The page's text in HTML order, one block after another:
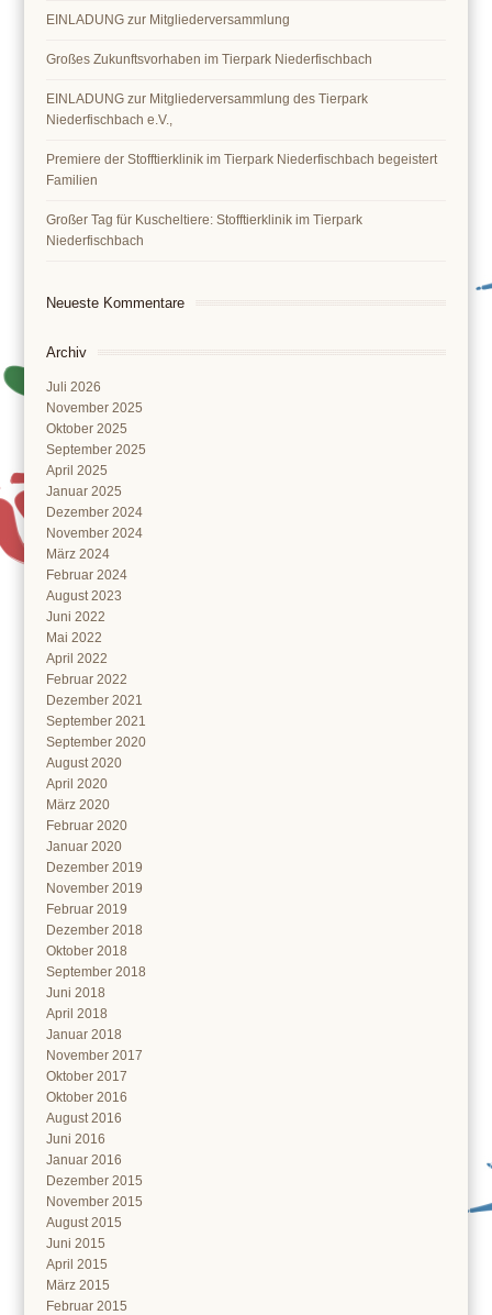
EINLADUNG zur Mitgliederversammlung
Großes Zukunftsvorhaben im Tierpark Niederfischbach
EINLADUNG zur Mitgliederversammlung des Tierpark
Niederfischbach e.V.,
Premiere der Stofftierklinik im Tierpark Niederfischbach begeistert
Familien
Großer Tag für Kuscheltiere: Stofftierklinik im Tierpark
Niederfischbach
Neueste Kommentare
Archiv
Juli 2026
November 2025
Oktober 2025
September 2025
April 2025
Januar 2025
Dezember 2024
November 2024
März 2024
Februar 2024
August 2023
Juni 2022
Mai 2022
April 2022
Februar 2022
Dezember 2021
September 2021
September 2020
August 2020
April 2020
März 2020
Februar 2020
Januar 2020
Dezember 2019
November 2019
Februar 2019
Dezember 2018
Oktober 2018
September 2018
Juni 2018
April 2018
Januar 2018
November 2017
Oktober 2017
Oktober 2016
August 2016
Juni 2016
Januar 2016
Dezember 2015
November 2015
August 2015
Juni 2015
April 2015
März 2015
Februar 2015